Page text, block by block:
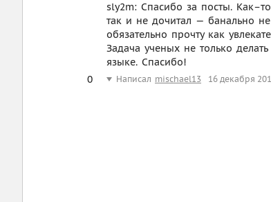
sly2m: Спасибо за посты.
так и не дочитал — банально
обязательно прочту как
Задача ученых не только
языке. Спасибо!
0
Написал mischael13 16 декабря